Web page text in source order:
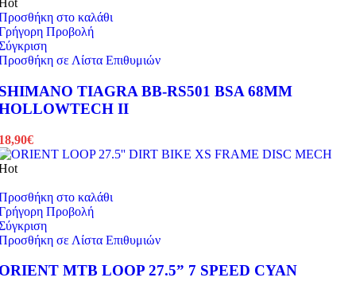
στο καλάθι
Προβολή
σε Λίστα Επιθυμιών
TIAGRA BB-RS501 BSA 68MM
II
€
στο καλάθι
Προβολή
σε Λίστα Επιθυμιών
MTB LOOP 27.5” 7 SPEED CYAN